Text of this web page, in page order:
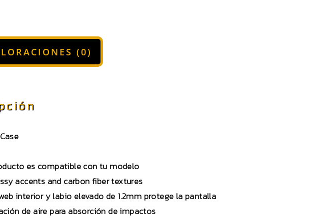
(0)
es compatible con tu modelo
accents and carbon fiber textures
interior y labio elevado de 1.2mm protege la pantalla
de aire para absorción de impactos